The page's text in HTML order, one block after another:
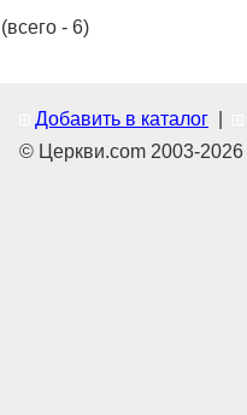
(всего - 6)
Добавить в каталог
© Церкви.com 2003-2026